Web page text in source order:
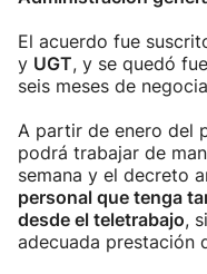
El acuerdo fue
y UGT, y se quedó
seis meses de
A partir de enero del
podrá trabajar de
semana y el decreto
personal que tenga
desde el teletrabajo,
adecuada prestación